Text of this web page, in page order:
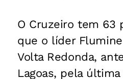
O Cruzeiro tem 63
que o líder
Volta Redonda,
Lagoas, pela